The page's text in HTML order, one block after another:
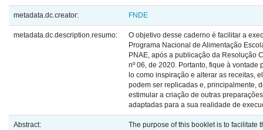
metadata.dc.creator: FNDE
metadata.dc.description.resumo:
O objetivo desse caderno é facilitar a
Programa Nacional de Alimentação
PNAE, após a publicação da Resolução
nº 06, de 2020. Portanto, fique à vontade
lo como inspiração e alterar as receitas,
podem ser replicadas e, principalmente,
estimular a criação de outras preparações
adaptadas para a sua realidade de
Abstract:
The purpose of this booklet is to facilitate